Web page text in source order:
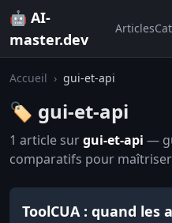
🤖 AI-
master.dev
Articles
Accueil › gui-et-api
🏷️ gui-et-api
1 article surgui-et-api —
comparatifs pour
ToolCUA : quand les